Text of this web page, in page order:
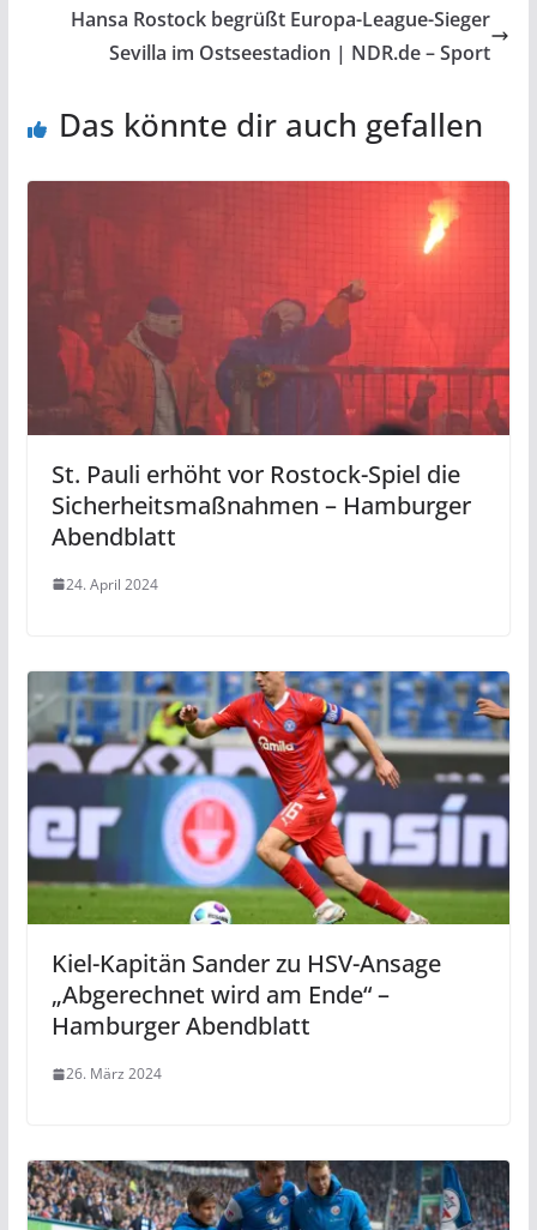
Hansa Rostock begrüßt Europa-League-Sieger
Sevilla im Ostseestadion | NDR.de – Sport
Das könnte dir auch gefallen
St. Pauli erhöht vor Rostock-Spiel die
Sicherheitsmaßnahmen – Hamburger
Abendblatt
24. April 2024
Kiel-Kapitän Sander zu HSV-Ansage
„Abgerechnet wird am Ende“ –
Hamburger Abendblatt
26. März 2024